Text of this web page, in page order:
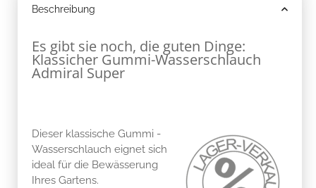
Beschreibung
Es gibt sie noch, die guten Dinge:
Klassicher Gummi-Wasserschlauch
Admiral Super
Dieser klassische Gummi -
Wasserschlauch eignet sich
ideal für die Bewässerung
Ihres Gartens.